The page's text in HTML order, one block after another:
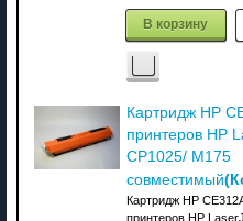
В корзину
Картридж HP
принтеров HP
CP1025/ M175
совместимый
Картридж HP
принтеров HP